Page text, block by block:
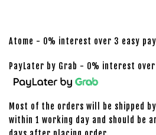
Atome - 0% interest over 3 easy
PayLater by Grab - 0% interest
Most of the orders will be shipped
within 1 working day and should be